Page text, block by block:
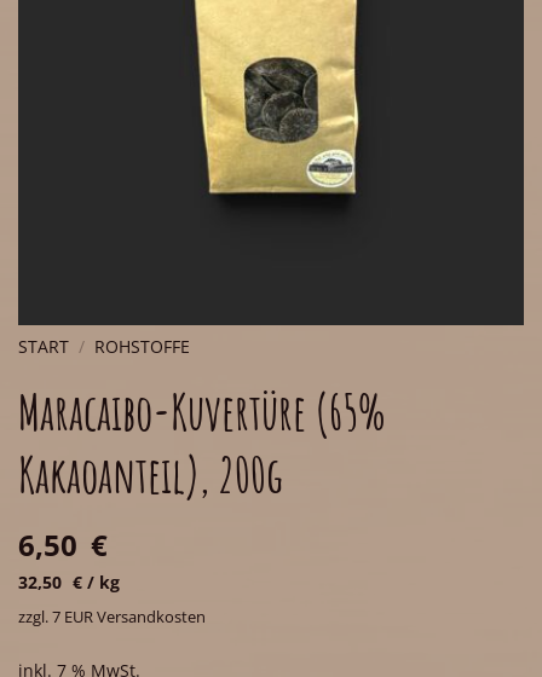
START / ROHSTOFFE
Maracaibo-Kuvertüre (65%
Kakaoanteil), 200g
6,50 €
32,50 € / kg
zzgl. 7 EUR Versandkosten
inkl. 7 % MwSt.